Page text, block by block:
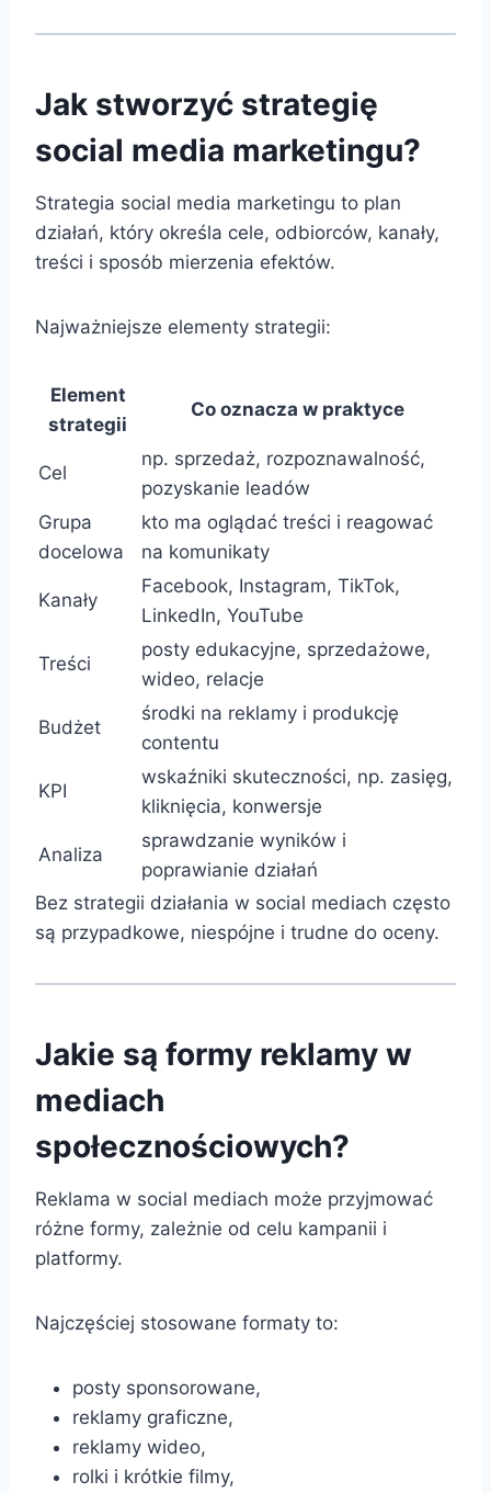
Jak stworzyć strategię
social media marketingu?
Strategia social media marketingu to plan
działań, który określa cele, odbiorców, kanały,
treści i sposób mierzenia efektów.
Najważniejsze elementy strategii:
Element
strategii
Co oznacza w praktyce
Cel
np. sprzedaż, rozpoznawalność,
pozyskanie leadów
Grupa
docelowa
kto ma oglądać treści i reagować
na komunikaty
Kanały
Facebook, Instagram, TikTok,
LinkedIn, YouTube
Treści
posty edukacyjne, sprzedażowe,
wideo, relacje
Budżet
środki na reklamy i produkcję
contentu
KPI
wskaźniki skuteczności, np. zasięg,
kliknięcia, konwersje
Analiza
sprawdzanie wyników i
poprawianie działań
Bez strategii działania w social mediach często
są przypadkowe, niespójne i trudne do oceny.
Jakie są formy reklamy w
mediach
społecznościowych?
Reklama w social mediach może przyjmować
różne formy, zależnie od celu kampanii i
platformy.
Najczęściej stosowane formaty to:
posty sponsorowane,
reklamy graficzne,
reklamy wideo,
rolki i krótkie filmy,